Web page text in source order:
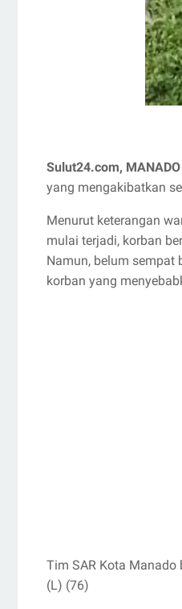
Sulut24.com,
yang mengakibatkan
Menurut keterangan
mulai terjadi, korban
Namun, belum sempat
korban yang
Tim SAR Kota Manado
(L) (76)